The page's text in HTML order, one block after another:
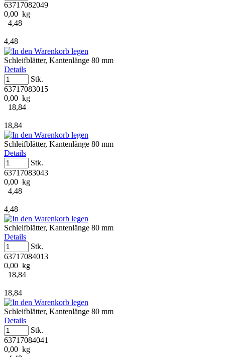
63717082049
0,00 kg
4,48
4,48
Schleifblätter, Kantenlänge 80 mm
Details
Stk.
63717083015
0,00 kg
18,84
18,84
Schleifblätter, Kantenlänge 80 mm
Details
Stk.
63717083043
0,00 kg
4,48
4,48
Schleifblätter, Kantenlänge 80 mm
Details
Stk.
63717084013
0,00 kg
18,84
18,84
Schleifblätter, Kantenlänge 80 mm
Details
Stk.
63717084041
0,00 kg